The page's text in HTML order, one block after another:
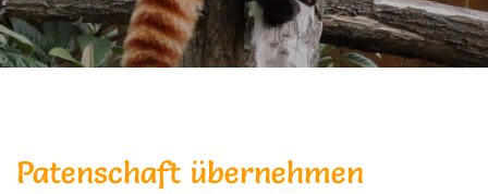
Patenschaft übernehmen